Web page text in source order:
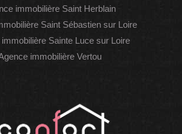
immobilière Saint Herblain
Saint Sébastien sur Loire
Sainte Luce sur Loire
immobilière Vertou